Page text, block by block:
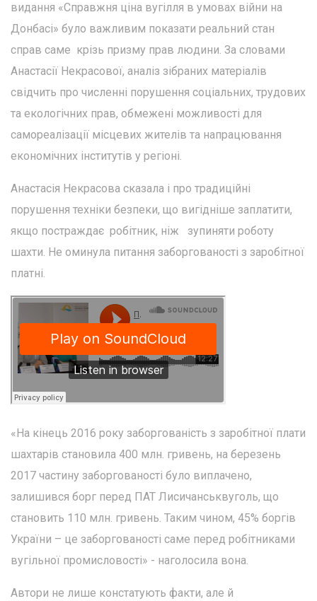
видання «Справжня ціна вугілля в умовах війни на
Донбасі» було важливим показати реальний стан
справ саме крізь призму прав людини. За словами
Анастасії Некрасової, аналіз зібраних матеріалів
свідчить про численні порушення соціальних, трудових
та екологічних прав, обмежені можливості для
самореалізації місцевих жителів та напрацювання
економічних інститутів у регіоні.
Анастасія Некрасова сказала і про традиційні
порушення техніки безпеки, що вигідніше заплатити,
якщо постраждає робітник, ніж зупиняти роботу
шахти. Не оминула питання заборгованості з заробітної
платні.
«На кінець 2016 року заборгованість з заробітної плати
шахтарів становила 400 млн. гривень, на березень
2017 частину заборгованості було виплачено,
залишився борг перед ПАТ Лисичанськвуголь, що
становить 110 млн. гривень. Таким чином, 45% боргів
України – це заборгованості саме перед робітниками
вугільної промисловості» - наголосила вона.
Автори не лише констатують факти, але й